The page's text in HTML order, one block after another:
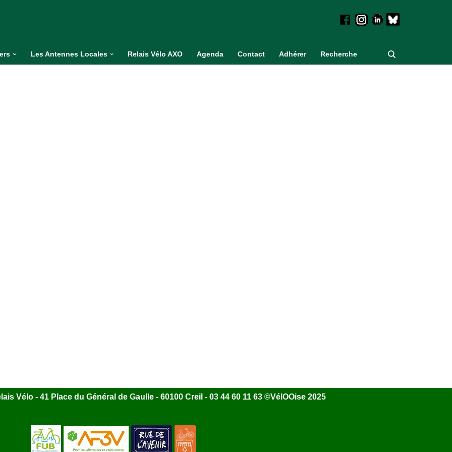
Les Antennes Locales Relais Vélo AXO Agenda Contact Adhérer Recherche
Vélo - 41 Place du Général de Gaulle - 60100 Creil - 03 44 60 11 63 ©VélOOise 2025